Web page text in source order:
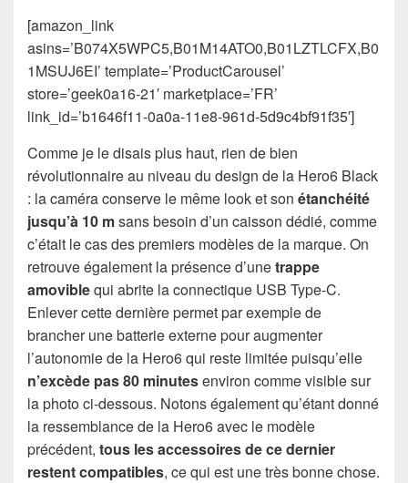
[amazon_link
asins=’B074X5WPC5,B01M14ATO0,B01LZTLCFX,B0
1MSUJ6EI’ template=’ProductCarousel’
store=’geek0a16-21′ marketplace=’FR’
link_id=’b1646f11-0a0a-11e8-961d-5d9c4bf91f35′]
Comme je le disais plus haut, rien de bien
révolutionnaire au niveau du design de la Hero6 Black
: la caméra conserve le même look et son étanchéité
jusqu’à 10 msans besoin d’un caisson dédié, comme
c’était le cas des premiers modèles de la marque. On
retrouve également la présence d’unetrappe
amoviblequi abrite la connectique USB Type-C.
Enlever cette dernière permet par exemple de
brancher une batterie externe pour augmenter
l’autonomie de la Hero6 qui reste limitée puisqu’elle
n’excède pas 80 minutesenviron comme visible sur
la photo ci-dessous. Notons également qu’étant donné
la ressemblance de la Hero6 avec le modèle
précédent, tous les accessoires de ce dernier
restent compatibles, ce qui est une très bonne chose.